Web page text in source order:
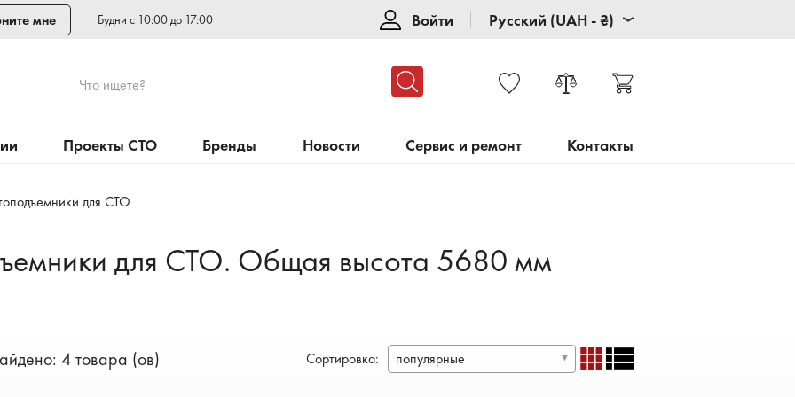
мне Будни с 10:00 до 17:00 Войти Русский (UAH - ₴)
Что ищете?
Проекты СТО Бренды Новости Сервис и ремонт Контакты
для СТО
для СТО. Общая высота 5680 мм
4 товара (ов) Сортировка: популярные